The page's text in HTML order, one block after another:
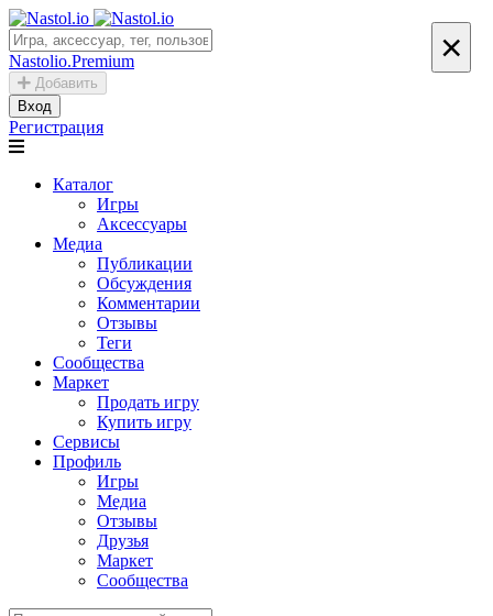
Nastolio.Premium
Добавить
Вход
Регистрация
Каталог
Игры
Аксессуары
Медиа
Публикации
Обсуждения
Комментарии
Отзывы
Теги
Сообщества
Маркет
Продать игру
Купить игру
Сервисы
Профиль
Игры
Медиа
Отзывы
Друзья
Маркет
Сообщества
×